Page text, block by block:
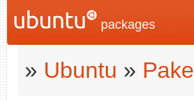
packages
» Ubuntu »